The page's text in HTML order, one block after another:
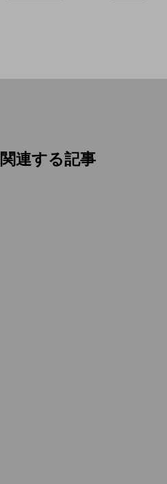
関連する記事